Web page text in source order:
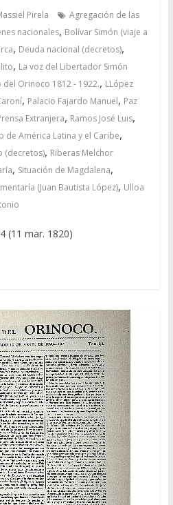
Pirela
Agregación de las
nacionales, Bolívar Simón (viaje a
, Deuda nacional (decretos),
, La voz del Libertador Simón
Orinoco 1812 - 1922., LLópez
, Palacio Fajardo Manuel, Paz
Extranjera, Ramos José Luis,
América Latina y el Caribe,
(decretos), Riberas Melchor
, Situación de Magdalena,
(Juan Bautista López), Ulloa
(11 mar. 1820)